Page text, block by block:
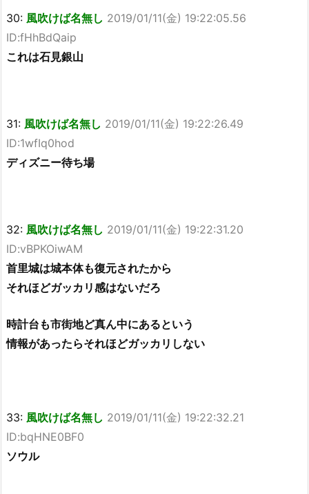
30: 風吹けば名無し 2019/01/11(金) 19:22:05.56
ID:fHhBdQaip
これは石見銀山
31: 風吹けば名無し 2019/01/11(金) 19:22:26.49
ID:1wfIq0hod
ディズニー待ち場
32: 風吹けば名無し 2019/01/11(金) 19:22:31.20
ID:vBPKOiwAM
首里城は城本体も復元されたから
それほどガッカリ感はないだろ
時計台も市街地ど真ん中にあるという
情報があったらそれほどガッカリしない
33: 風吹けば名無し 2019/01/11(金) 19:22:32.21
ID:bqHNE0BF0
ソウル